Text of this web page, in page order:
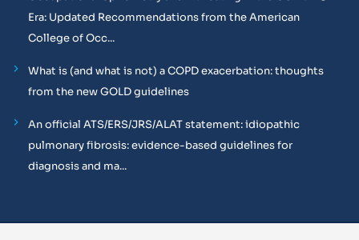
Era: Updated Recommendations from the American
College of Occ...
What is (and what is not) a COPD exacerbation: thoughts
from the new GOLD guidelines
An official ATS/ERS/JRS/ALAT statement: idiopathic
pulmonary fibrosis: evidence-based guidelines for
diagnosis and ma...